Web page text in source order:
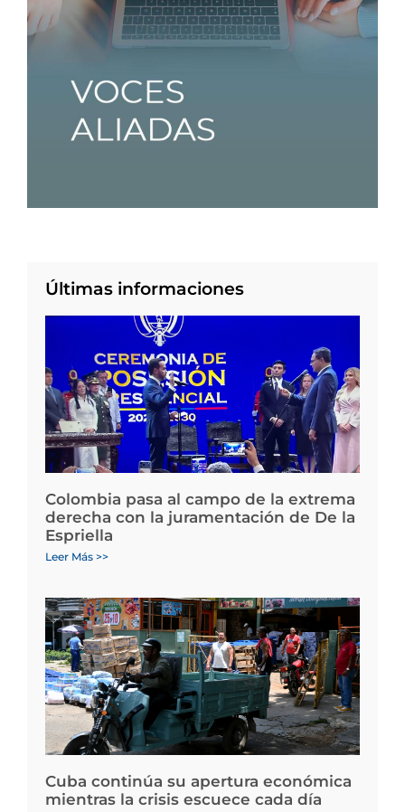
Últimas informaciones
Colombia pasa al campo de la extrema
derecha con la juramentación de De la
Espriella
Leer Más >>
Cuba continúa su apertura económica
mientras la crisis escuece cada día